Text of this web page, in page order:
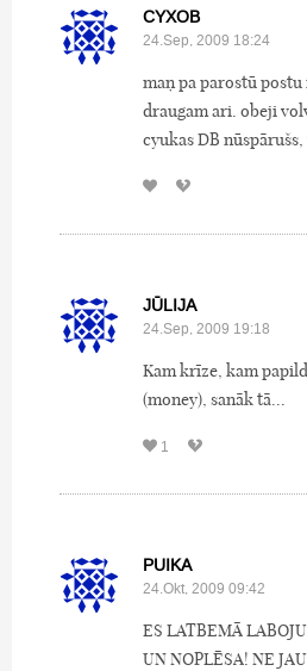
CYXOB
24.Sep, 2009 18:24
maņ pa parostū postu
draugam ari. obeji
cyukas DB
JŪLIJA
24.Sep, 2009 19:18
Kam krīze, kam
(money), sanāk tā...
1
PUIKA
24.Okt, 2009 09:42
ES LATBEMĀ
UN NOPLĒSA! NE